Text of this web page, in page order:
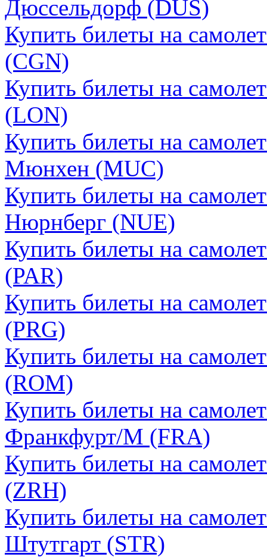
Дюссельдорф (DUS)
Купить билеты на
(CGN)
Купить билеты на
(LON)
Купить билеты на
Мюнхен (MUC)
Купить билеты на
Нюрнберг (NUE)
Купить билеты на
(PAR)
Купить билеты на
(PRG)
Купить билеты на
(ROM)
Купить билеты на
Франкфурт/М (FRA)
Купить билеты на
(ZRH)
Купить билеты на
Штутгарт (STR)